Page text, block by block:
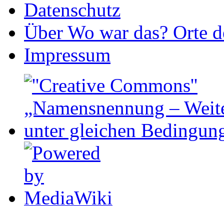
Datenschutz
Über Wo war das? Orte
Impressum